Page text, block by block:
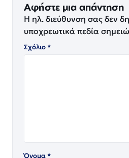
Αφήστε μια απάντηση
Η ηλ. διεύθυνση σας δεν
υποχρεωτικά πεδία
Σχόλιο*
Όνομα*